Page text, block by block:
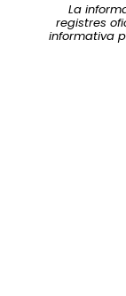
La
registres
informativa